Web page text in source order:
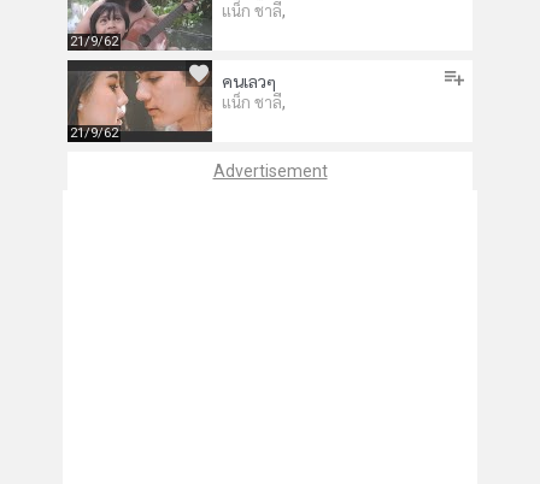
แน็ก ชาลี,
21/9/62
คนเลวๆ
แน็ก ชาลี,
21/9/62
Advertisement